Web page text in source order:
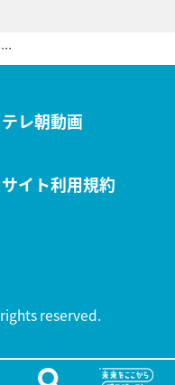
「秒給9万円」井手らっきょ、バブル期の衝撃ギャラを告白 最高月収は400万の時代も…コンプラ強化でどん底に
テレ朝動画
サイト利用規約
reserved.